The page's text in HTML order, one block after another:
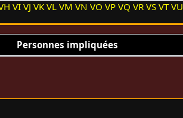
VI VJ VK VL VM VN VO VP VQ VR VS VT VU
Personnes impliquées